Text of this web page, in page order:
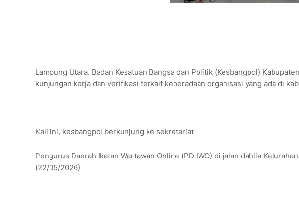
Lampung Utara. Badan Kesatuan Bangsa dan Politik (Kesbangpol)
kunjungan kerja dan verifikasi terkait keberadaan organisasi yang ada di
Kali ini, kesbangpol berkunjung ke sekretariat
Pengurus Daerah Ikatan Wartawan Online (PD IWO) di jalan dahlia
(22/05/2026)